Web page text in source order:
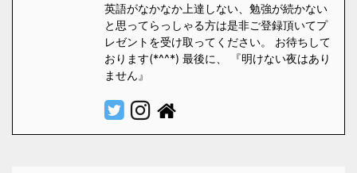
英語がなかなか上達しない、勉強が続かない
と思ってらっしゃる方は是非ご登録頂いてプ
レゼントを受け取ってください。 お待ちして
おります(*^^*) 最後に、 『明けない夜はあり
ません』